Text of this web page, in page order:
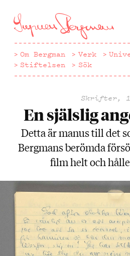
till
huvudinnehåll
Om Bergman Verk
Stiftelsen
Sök
Skrifter,
En själslig
Detta är manus till det
Bergmans berömda
film helt och